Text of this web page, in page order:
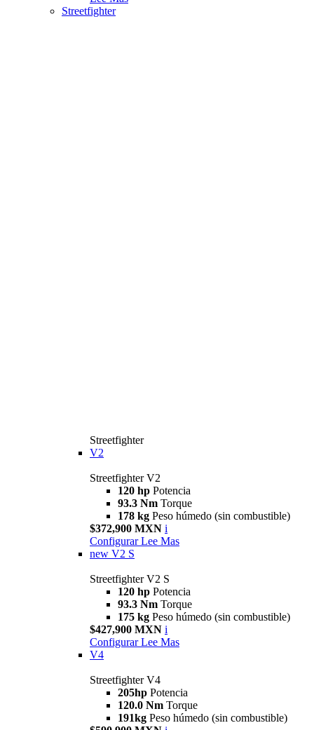
Streetfighter
Streetfighter
V2
Streetfighter V2
120 hp Potencia
93.3 Nm Torque
178 kg Peso húmedo (sin combustible)
$372,900 MXN i
Configurar Lee Mas
new V2 S
Streetfighter V2 S
120 hp Potencia
93.3 Nm Torque
175 kg Peso húmedo (sin combustible)
$427,900 MXN i
Configurar Lee Mas
V4
Streetfighter V4
205hp Potencia
120.0 Nm Torque
191kg Peso húmedo (sin combustible)